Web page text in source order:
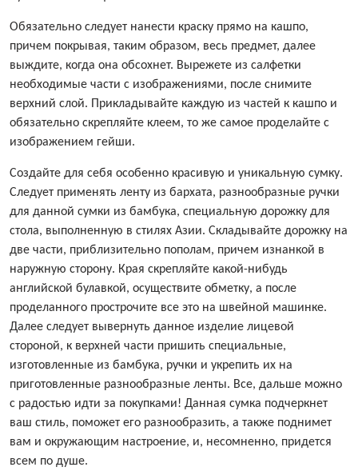
Обязательно следует нанести краску прямо на кашпо,
причем покрывая, таким образом, весь предмет, далее
выждите, когда она обсохнет. Вырежете из салфетки
необходимые части с изображениями, после снимите
верхний слой. Прикладывайте каждую из частей к кашпо и
обязательно скрепляйте клеем, то же самое проделайте с
изображением гейши.
Создайте для себя особенно красивую и уникальную сумку.
Следует применять ленту из бархата, разнообразные ручки
для данной сумки из бамбука, специальную дорожку для
стола, выполненную в стилях Азии. Складывайте дорожку на
две части, приблизительно пополам, причем изнанкой в
наружную сторону. Края скрепляйте какой-нибудь
английской булавкой, осуществите обметку, а после
проделанного прострочите все это на швейной машинке.
Далее следует вывернуть данное изделие лицевой
стороной, к верхней части пришить специальные,
изготовленные из бамбука, ручки и укрепить их на
приготовленные разнообразные ленты. Все, дальше можно
с радостью идти за покупками! Данная сумка подчеркнет
ваш стиль, поможет его разнообразить, а также поднимет
вам и окружающим настроение, и, несомненно, придется
всем по душе.